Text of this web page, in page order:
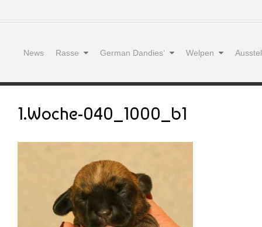
News Rasse German Dandies‘ Welpen
1.Woche-040_1000_b1